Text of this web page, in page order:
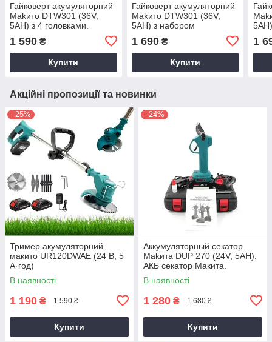
Гайковерт акумуляторний
Makито DTW301 (36V,
5AH) з 4 головками.
вольт
1 590 ₴
Купити
Гайковерт акумуляторний
Makито DTW301 (36V,
5AH) з набором
ТРЕСНУТИЙ КЕЙС
1 690₴
Купити
1
Акційні пропозиції та новинки
–25%
Тример акумуляторний
макито UR120DWAE (24 В, 5
А·год)
В наявності
1 190 ₴ 1 590 ₴
Купити
–24%
Аккумуляторный секатор
Makита DUP 270 (24V, 5AH).
АКБ секатор Макита.
Электросекатор
В наявності
1 280 ₴ 1 680 ₴
Купити